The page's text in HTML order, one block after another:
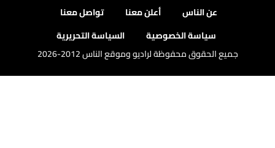
عن الناس أعلن معنا
تواصل معنا
سياسة الخصوصية
السياسة التحريرية
جميع الحقوق محفوظة لراديو وموقع الناس 2012-2026